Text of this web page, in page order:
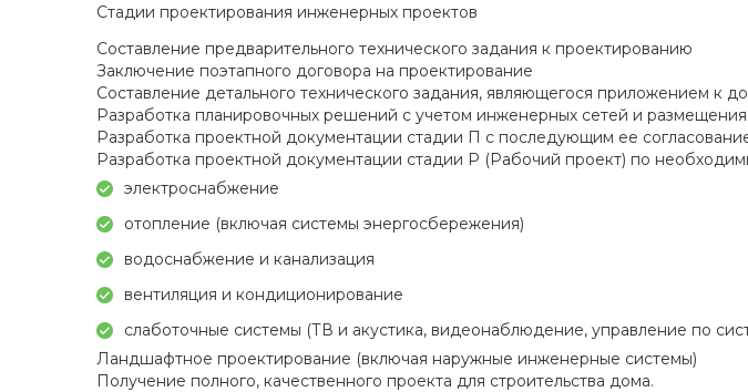
Стадии проектирования инженерных проектов
Составление предварительного технического задания к проектированию
Заключение поэтапного договора на проектирование
Составление детального технического задания, являющегося приложением к
Разработка планировочных решений с учетом инженерных сетей и
Разработка проектной документации стадии П с последующим ее
Разработка проектной документации стадии Р (Рабочий проект) по
электроснабжение
отопление (включая системы энергосбережения)
водоснабжение и канализация
вентиляция и кондиционирование
слаботочные системы (ТВ и акустика, видеонаблюдение, управление по
Ландшафтное проектирование (включая наружные инженерные системы)
Получение полного, качественного проекта для строительства дома.